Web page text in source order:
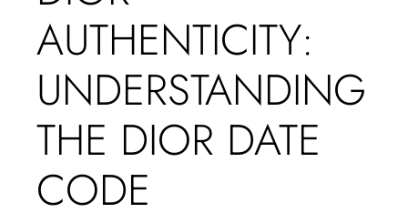
AUTHENTICITY:
UNDERSTANDING
THE DIOR DATE
CODE